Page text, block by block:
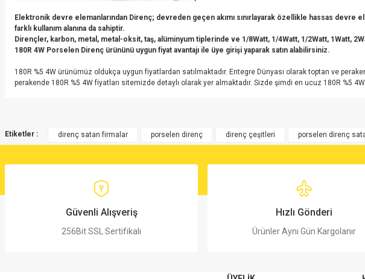
Elektronik devre elemanlarından Direnç; devreden geçen akımı sınırlayarak özellikle hassas devre
farklı kullanım alanına da sahiptir.
Dirençler, karbon, metal, metal-oksit, taş, alüminyum tiplerinde ve 1/8Watt, 1/4Watt, 1/2Watt, 1Watt,
180R 4W Porselen Direnç ürününü uygun fiyat avantajı ile üye girişi yaparak satın alabilirsiniz.
180R %5 4W ürünümüz oldukça uygun fiyatlardan satılmaktadır. Entegre Dünyası olarak toptan ve
perakende 180R %5 4W fiyatları sitemizde detaylı olarak yer almaktadır. Sizde şimdi en ucuz 180R %5 4W
Bu
Ürün bilgilerinde hatalar bulunuyor.
Etiketler : direnç satan firmalar porselen direnç direnç çeşitleri porselen direnç
Güvenli Alışveriş
256Bit SSL Sertifikalı
Hızlı Gönderi
Ürünler Aynı Gün Kargolanır